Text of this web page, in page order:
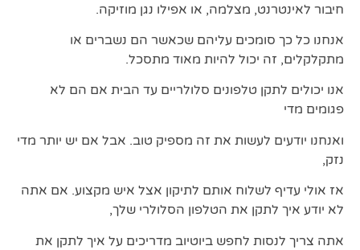
חיבור לאינטרנט, מצלמה, או אפילו נגן מוזיקה.
אנחנו כל כך סומכים עליהם שכאשר הם נשברים או
מתקלקלים, זה יכול להיות מאוד מתסכל.
אנו יכולים לתקן טלפונים סלולריים עד הבית אם הם לא
פגומים מדי
ואנחנו יודעים לעשות את זה מספיק טוב. אבל אם יש יותר מדי
נזק,
אז אולי עדיף לשלוח אותם לתיקון אצל איש מקצוע. אם אתה
לא יודע איך לתקן את הטלפון הסלולרי שלך,
אתה צריך לנסות לחפש ביוטיוב מדריכים על איך לתקן את